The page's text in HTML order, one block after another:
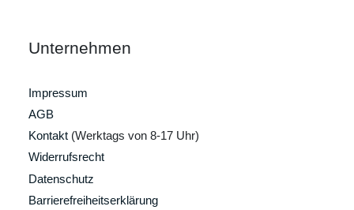
Unternehmen
Impressum
AGB
Kontakt (Werktags von 8-17 Uhr)
Widerrufsrecht
Datenschutz
Barrierefreiheitserklärung